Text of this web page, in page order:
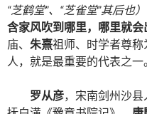
“芝鹤堂”、“芝雀堂”其后也）
含家风吹到哪里，哪里就
庙、 朱熹祖师、时学者尊称
人，就是最重要的代表之一
罗从彦，宋南剑州沙